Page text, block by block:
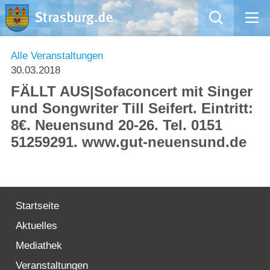
Mängelmeldung
Aktuelles
Rathaus
Natur – Kultur – Tourismus
Willkommen in Strasburg (Uckermark)
Alle Veranstaltungen
30.03.2018
FÄLLT AUS|Sofaconcert mit Singer
und Songwriter Till Seifert. Eintritt:
8€. Neuensund 20-26. Tel. 0151
51259291. www.gut-neuensund.de
Startseite
Aktuelles
Mediathek
Veranstaltungen